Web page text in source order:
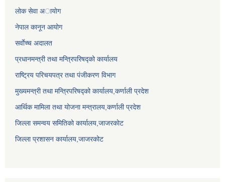
लाेक सेवा अायाेग
नेपाल कानून आयोग
सर्वाेच्च अदालत
प्रधानमन्त्री तथा मन्त्रिपरिषद्को कार्यालय
राष्ट्रिय परिचयपत्र तथा पंजीकरण विभाग
मुख्यमन्त्री तथा मन्त्रिपरिषद्को कार्यालय,कर्णाली प्रदेश
आर्थिक मामिला तथा योजना मन्त्रालय,कर्णाली प्रदेश
जिल्ला समन्वय समितिको कार्यालय,जाजरकाेट
जिल्ला प्रशासन कार्यालय,जाजरकोट